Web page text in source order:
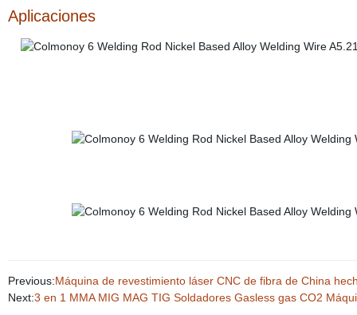
Aplicaciones
Previous:Máquina de revestimiento láser CNC de fibra de China
Next:3 en 1 MMA MIG MAG TIG Soldadores Gasless gas CO2